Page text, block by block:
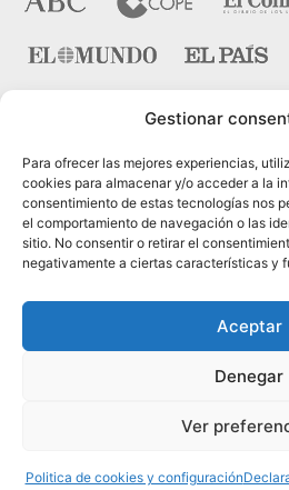
Gestionar
Para ofrecer las mejores experiencias,
cookies para almacenar y/o acceder a la
consentimiento de estas tecnologías nos
el comportamiento de navegación o las
sitio. No consentir o retirar el
negativamente a ciertas características y
Aceptar
Denegar
Ver
Politica de cookies y configuración
Pza. del Marqués de Salamanca
Madrid
Fax.:
Web:www.cinteco.com
administracion [@]
Psicólogos en Madrid, © 2005-2024